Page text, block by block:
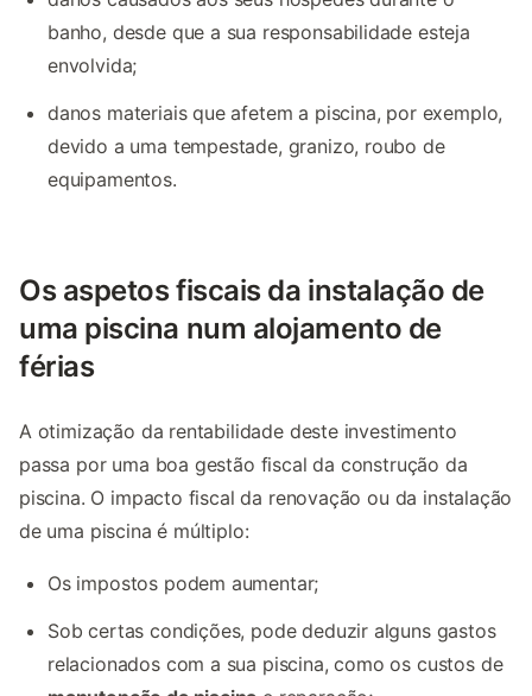
banho, desde que a sua responsabilidade esteja
envolvida;
danos materiais que afetem a piscina, por exemplo,
devido a uma tempestade, granizo, roubo de
equipamentos.
Os aspetos fiscais da instalação de
uma piscina num alojamento de
férias
A otimização da rentabilidade deste investimento
passa por uma boa gestão fiscal da construção da
piscina. O impacto fiscal da renovação ou da instalação
de uma piscina é múltiplo:
Os impostos podem aumentar;
Sob certas condições, pode deduzir alguns gastos
relacionados com a sua piscina, como os custos de